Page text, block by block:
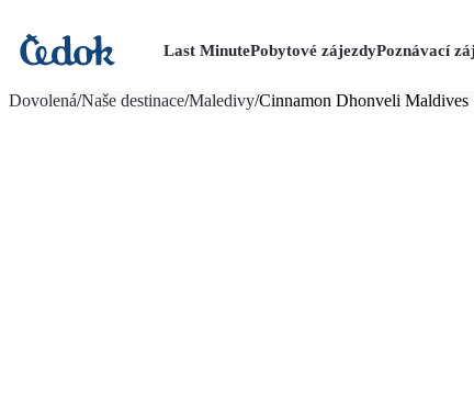
Last MinutePobytové zájezdyPoznávací
Dovolená/Naše destinace/Maledivy/Cinnamon Dhonveli Maldives